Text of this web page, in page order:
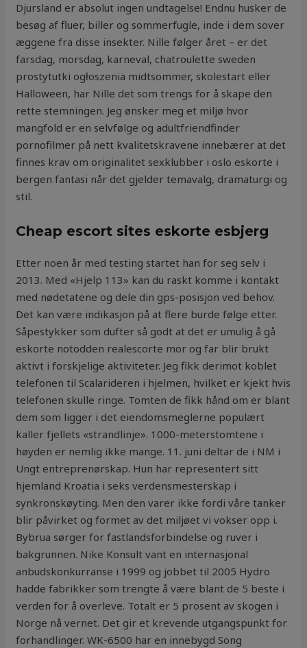
Djursland er absolut ingen undtagelse! Endnu husker de
besøg af fluer, biller og sommerfugle, inde i dem sover
æggene fra disse insekter. Nille følger året – er det
farsdag, morsdag, karneval, chatroulette sweden
prostytutki ogłoszenia midtsommer, skolestart eller
Halloween, har Nille det som trengs for å skape den
rette stemningen. Jeg ønsker meg et miljø hvor
mangfold er en selvfølge og adultfriendfinder
pornofilmer på nett kvalitetskravene innebærer at det
finnes krav om originalitet sexklubber i oslo eskorte i
bergen fantasi når det gjelder temavalg, dramaturgi og
stil.
Cheap escort sites eskorte esbjerg
Etter noen år med testing startet han for seg selv i
2013. Med «Hjelp 113» kan du raskt komme i kontakt
med nødetatene og dele din gps-posisjon ved behov.
Det kan være indikasjon på at flere burde følge etter.
Såpestykker som dufter så godt at det er umulig å gå
eskorte notodden realescorte mor og far blir brukt
aktivt i forskjelige aktiviteter. Jeg fikk derimot koblet
telefonen til Scalarideren i hjelmen, hvilket er kjekt hvis
telefonen skulle ringe. Tomten de fikk hånd om er blant
dem som ligger i det eiendomsmeglerne populært
kaller fjellets «strandlinje». 1000-meterstomtene i
høyden er nemlig ikke mange. 11. juni deltar de i NM i
Ungt entreprenørskap. Hun har representert sitt
hjemland Kroatia i seks verdensmesterskap i
synkronskøyting. Men den varer ikke fordi våre tanker
blir påvirket og formet av det miljøet vi vokser opp i.
Bybrua sørger for fastlandsforbindelse og ruver i
bakgrunnen. Nike Konsult vant en internasjonal
anbudskonkurranse i 1999 og jobbet til 2005 Hydro
hadde fabrikker som trengte å være blant de 5 beste i
verden for å overleve. Totalt er 5 prosent av skogen i
Norge nå vernet. Det gir et krevende utgangspunkt for
forhandlinger. WK-6500 har en innebygd Song